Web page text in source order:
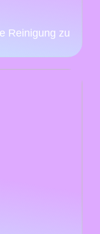
Reinigung zu